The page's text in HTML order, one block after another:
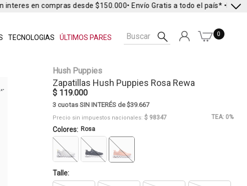
TECNOLOGIAS ÚLTIMOS PARES
en compras desde $150.000• Envío Gratis a todo el país* •Envío
0
Hush Puppies
Zapatillas Hush Puppies Rosa Rewa
$ 119.000
3 cuotas SIN INTERÉS de $39.667
Precio sin impuestos nacionales: $ 98347 TEA: 0%
Colores: Rosa
Talle: